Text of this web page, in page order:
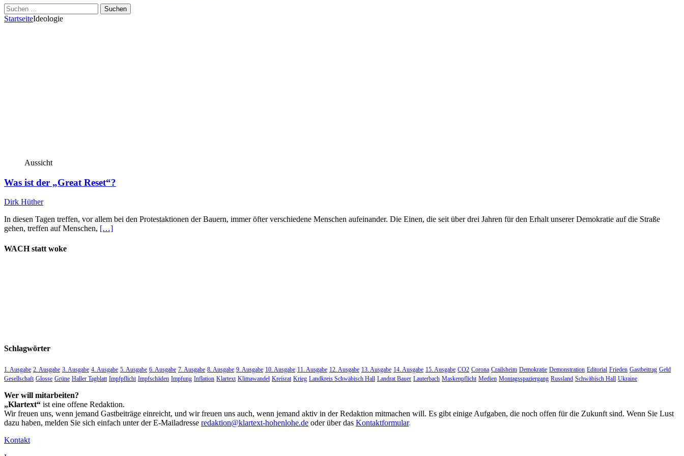
Suchen
nach:
StartseiteIdeologie
Aussicht
Was ist der „Great Reset“?
Dirk Hüther
In diesen Tagen treffen, vor allem bei den Protestaktionen der Bauern, immer öfter verschiedene Menschen aufeinander. Die Einen, die seit über drei Jahren für den Erhalt unserer Demokratie auf die Straße
gehen, treffen auf Menschen, […]
WACH statt woke
Schlagwörter
1. Ausgabe 2. Ausgabe 3. Ausgabe 4. Ausgabe 5. Ausgabe 6. Ausgabe 7. Ausgabe 8. Ausgabe 9. Ausgabe 10. Ausgabe 11. Ausgabe 12. Ausgabe 13. Ausgabe 14. Ausgabe 15. Ausgabe CO2 Corona Crailsheim Demokratie Demonstration Editorial Frieden Gastbeitrag Geld
Gesellschaft Glosse Grüne Haller Tagblatt Impfpflicht Impfschäden Impfung Inflation Klartext Klimawandel Kreisrat Krieg Landkreis Schwäbisch Hall Landrat Bauer Lauterbach Maskenpflicht Medien Montagsspaziergang Russland Schwäbisch Hall Ukraine
Wer will mitarbeiten?
„Klartext“ ist eine offene Redaktion.
Wir freuen uns, wenn jemand Gastbeiträge einreicht, und wir freuen uns auch, wenn jemand aktiv in der Redaktion mitmachen will. Es gibt einige Aufgaben, die noch offen für die Zukunft sind. Wenn Sie Lust
dazu haben, melden Sie sich einfach unter der E-Mailadresse redaktion@klartext-hohenlohe.de oder über das Kontaktformular.
Kontakt